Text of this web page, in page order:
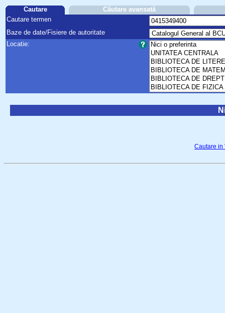
Cautare
Căutare avansată
Cautare termen
Baze de date/Fisiere de autoritate
Locatie:
Cautare in